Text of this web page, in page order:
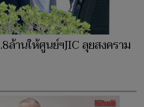
ล้านให้ศูนย์ฯJIC ลุยสงคราม